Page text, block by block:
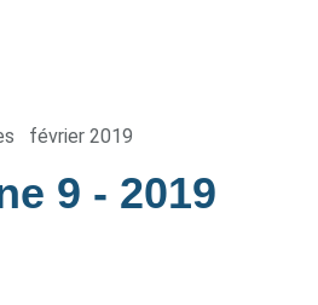
février 2019
9 - 2019